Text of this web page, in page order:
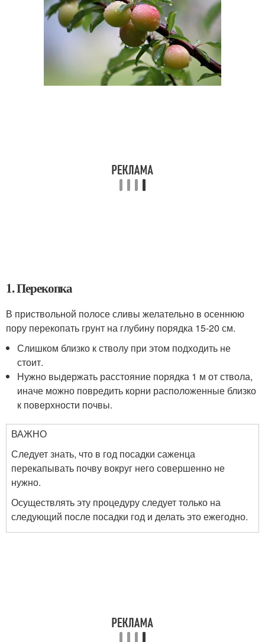
1. Перекопка
В приствольной полосе сливы желательно в осеннюю
пору перекопать грунт на глубину порядка 15-20 см.
Слишком близко к стволу при этом подходить не
стоит.
Нужно выдержать расстояние порядка 1 м от ствола,
иначе можно повредить корни расположенные близко
к поверхности почвы.
ВАЖНО
Следует знать, что в год посадки саженца
перекапывать почву вокруг него совершенно не
нужно.
Осуществлять эту процедуру следует только на
следующий после посадки год и делать это ежегодно.